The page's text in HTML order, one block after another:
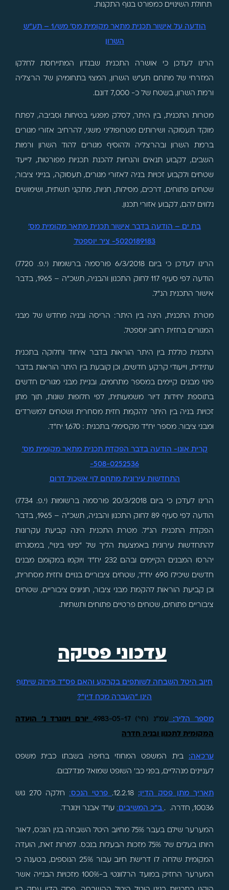
תחולת השינויים כמפורט בגוף התקנות.
הודעה על אישור תכנית מתאר מקומית מס' מש/1 – תע"ש
השרון
הרינו לעדכן כי אושרה התכנית שבנדון המתייחסת לחלקו
המזרחי של מתחם תע"ש השרון, המצוי בתחומיהן של הרצליה
ורמת השרון, בשטח של כ- 7,000 דונם.
מטרות התכנית, בין היתר, לסלק מפגעי בטיחות וסביבה, לפתח
מוקד תעסוקה ושירותים מטרופוליני משני, להרחיב אזורי מגורים
ברמת השרון ובהרצליה ולהוסיף מגורים להוד השרון ורמות
השבים, לקבוע תנאים והנחיות להכנת תכניות מפורטות, לייעד
שטחים ולקבוע זכויות בניה לאזורי מגורים, תעסוקה, בנייני ציבור,
שטחים פתוחים, דרכים, מסילות, חניות, מתקני תשתית, ושימושים
נלווים להם, לקבוע אזורי תכנון.
בת ים – הודעה בדבר אישור תכנית מתאר מקומית מס'
5020189183- ציר יוספטל
הרינו לעדכן כי ביום 6/3/2018 פורסמה ברשומות (י.פ. 7720)
הודעה לפי סעיף 117 לחוק התכנון והבניה, תשכ"ה – 1965, בדבר
אישור התכנית הנ"ל.
מטרת התכנית, הינה בין היתר: הריסה ובניה מחדש של מבני
המגורים בחזית רחוב יוספטל.
התכנית כוללת בין היתר הוראות בדבר איחוד וחלוקה בתכנית
עתידית, וייעודי קרקע חדשים, וכן קובעת בין היתר הוראות בדבר
פינוי מבנים קיימים במספר מתחמים, ובניית מבני מגורים חדשים
בתוספת יחידות דיור משמעותית, לפי חלופות שונות, תוך מתן
זכויות בניה בין היתר להקמת חזית מסחרית ושטחים למשרדים
ומבני ציבור. מספר יח"ד מקסימלי בתכנית : 1,670 יח"ד.
קרית אונו- הודעה בדבר הפקדת תכנית מתאר מקומית מס'
508-0252536-
התחדשות עירונית מתחם לוי אשכול דרום
הרינו לעדכן כי ביום 20/3/2018 פורסמה ברשומות (י.פ. 7734)
הודעה לפי סעיף 89 לחוק התכנון והבניה, תשכ"ה – 1965, בדבר
הפקדת התכנית הנ"ל. מטרת התכנית הינה קביעת עקרונות
להתחדשות עירונית באמצעות הליך של "פינוי בינוי", במסגרתו
יהרסו המבנים הקיימים ובהם 232 יח"ד ויוקמו במקומם מבנים
חדשים שיכילו 690 יח"ד, שטחים ציבוריים בנויים וחזית מסחרית,
וכן קביעת הוראות להקמת מבני ציבור, חניונים ציבוריים, שטחים
ציבוריים פתוחים, שטחים פרטיים פתוחים ותשתיות.
עדכוני פסיקה
חיוב היטל השבחה לשותפים בקרקע והאם פס"ד פירוק שיתוף
הינו "העברה מכח דין"?
מספר הליך: עמ"נ (חי') 4983-05-17 יורם וינוגרד נ' הועדה
המקומית לתכנון ובניה חדרה
ערכאה: בית המשפט המחוזי בחיפה בשבתו כבית משפט
לעניינים מנהליים, בפני כב' השופט שמואל מנדלבום.
תאריך מתן פסק הדין: פרטי הנכס: חלקה 270 גוש
10036, חדרה. . ב"כ המשיבים : עו"ד אבנר וינוגרד.
המערער שילם בעבר 75% מחיוב היטל השבחה בגין הנכס, לאור
היותו בעלים של 75% מזכות הבעלות בנכס. למרות זאת, הועדה
המקומית שלחה לו דרישת חיוב עבור 25% הנוספים, בטענה כי
המערער החזיק במועד הרלוונטי ב-100% מזכויות הבנייה אשר